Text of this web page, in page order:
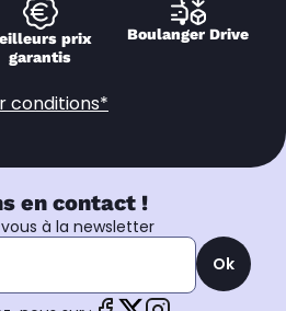
prix
garantis
Boulanger Drive
conditions*
en contact !
à la newsletter
Ok